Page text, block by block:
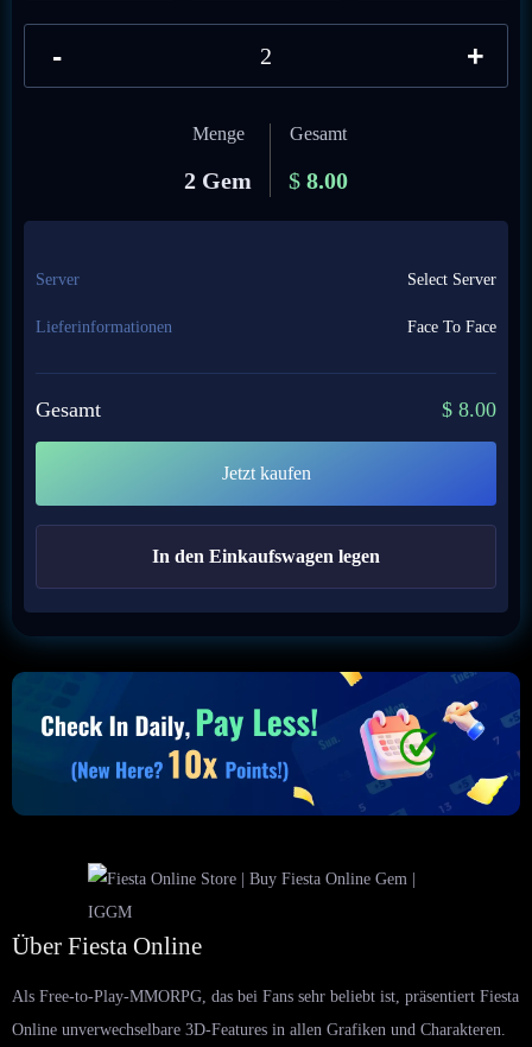
- +
Menge
2 Gem
Gesamt
$ 8.00
Server Select Server
Lieferinformationen Face To Face
Gesamt $ 8.00
Jetzt kaufen
In den Einkaufswagen legen
Über Fiesta Online
Als Free-to-Play-MMORPG, das bei Fans sehr beliebt ist, präsentiert Fiesta
Online unverwechselbare 3D-Features in allen Grafiken und Charakteren.